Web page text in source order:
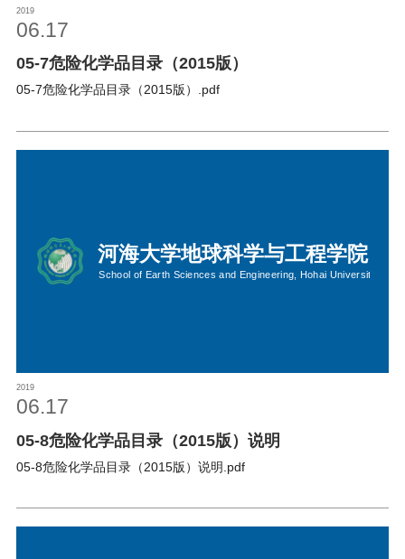
2019
06.17
05-7危险化学品目录（2015版）
05-7危险化学品目录（2015版）.pdf
2019
06.17
05-8危险化学品目录（2015版）说明
05-8危险化学品目录（2015版）说明.pdf